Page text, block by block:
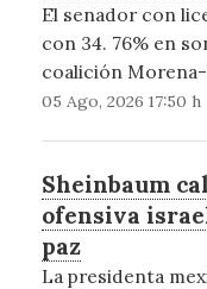
El senador con
con 34. 76% en
coalición
05 Ago, 2026 17:50 h
Sheinbaum
ofensiva
paz
La presidenta